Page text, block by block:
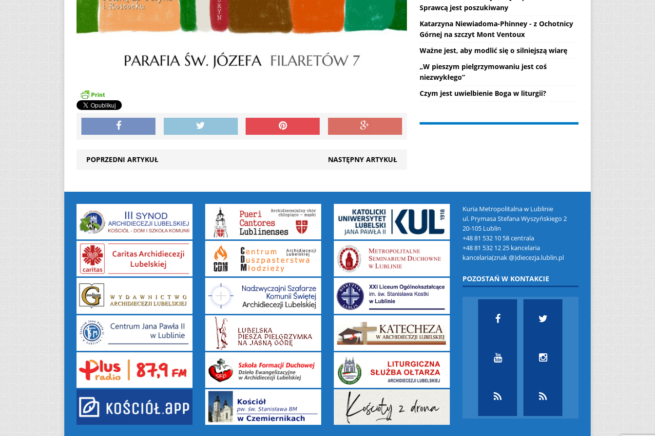
POPRZEDNI ARTYKUŁ NASTĘPNY ARTYKUŁ
Sprawcą jest poszukiwany
Katarzyna Niewiadoma-Phinney - z Ochotnicy
Górnej na szczyt Mont Ventoux
Ważne jest, aby modlić się o silniejszą wiarę
„W pieszym pielgrzymowaniu jest coś
niezwykłego”
Czym jest uwielbienie Boga w liturgii?
Kuria Metropolitalna w Lublinie
ul. Prymasa Stefana Wyszyńskiego 2
20-105 Lublin
+48 81 532 10 58 centrala
+48 81 532 12 25 kancelaria
kancelaria(znak @)diecezja.lublin.pl
POZOSTAŃ W KONTAKCIE